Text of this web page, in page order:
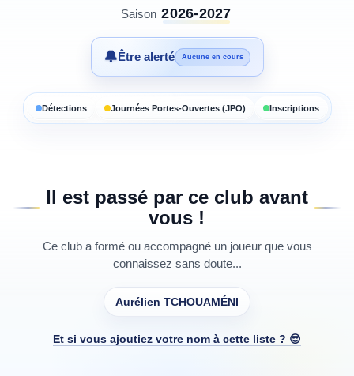
Saison 2026-2027
🔔Être alerté Aucune en cours
Détections Journées Portes-Ouvertes (JPO) Inscriptions
Il est passé par ce club avant
vous !
Ce club a formé ou accompagné un joueur que vous
connaissez sans doute...
Aurélien TCHOUAMÉNI
Et si vous ajoutiez votre nom à cette liste ? 😎